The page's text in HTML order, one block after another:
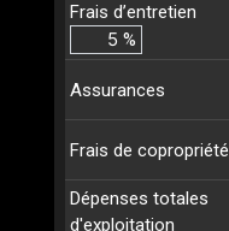
Frais d’entretien
%
Assurances
Frais de copropriété
Dépenses totales
d'exploitation